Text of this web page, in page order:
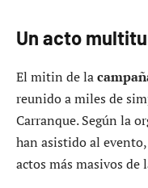
Un acto
El mitin de la
reunido a miles de
Carranque. Según la
han asistido al
actos más masivos de